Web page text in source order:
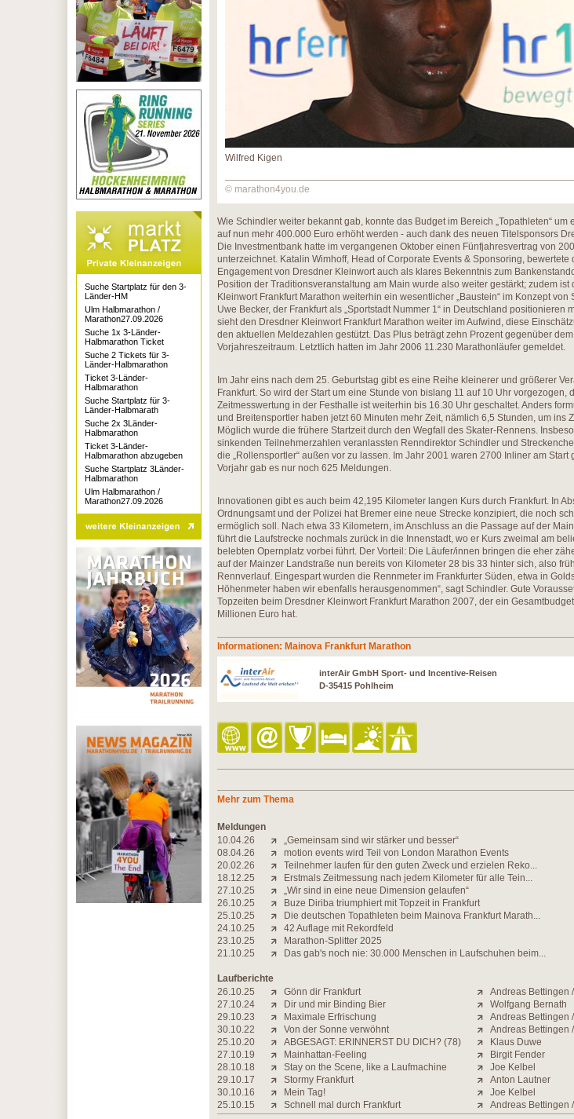
Wilfred Kigen
© marathon4you.de
Wie Schindler weiter bekannt gab, konnte das Budget im Bereich „Topathleten“ um
auf nun mehr 400.000 Euro erhöht werden - auch dank des neuen Titelsponsors
Die Investmentbank hatte im vergangenen Oktober einen Fünfjahresvertrag von
unterzeichnet. Katalin Wimhoff, Head of Corporate Events & Sponsoring, bewertete
Engagement von Dresdner Kleinwort auch als klares Bekenntnis zum
Position der Traditionsveranstaltung am Main wurde also weiter gestärkt; zudem ist
Kleinwort Frankfurt Marathon weiterhin ein wesentlicher „Baustein“ im Konzept von
Uwe Becker, der Frankfurt als „Sportstadt Nummer 1“ in Deutschland positionieren
sieht den Dresdner Kleinwort Frankfurt Marathon weiter im Aufwind, diese
den aktuellen Meldezahlen gestützt. Das Plus beträgt zehn Prozent gegenüber
Vorjahreszeitraum. Letztlich hatten im Jahr 2006 11.230 Marathonläufer gemeldet.
Im Jahr eins nach dem 25. Geburtstag gibt es eine Reihe kleinerer und größerer
Frankfurt. So wird der Start um eine Stunde von bislang 11 auf 10 Uhr vorgezogen,
Zeitmesswertung in der Festhalle ist weiterhin bis 16.30 Uhr geschaltet. Anders
und Breitensportler haben jetzt 60 Minuten mehr Zeit, nämlich 6,5 Stunden, um ins
Möglich wurde die frühere Startzeit durch den Wegfall des Skater-Rennens.
sinkenden Teilnehmerzahlen veranlassten Renndirektor Schindler und
die „Rollensportler“ außen vor zu lassen. Im Jahr 2001 waren 2700 Inliner am Start
Vorjahr gab es nur noch 625 Meldungen.
Innovationen gibt es auch beim 42,195 Kilometer langen Kurs durch Frankfurt. In
Ordnungsamt und der Polizei hat Bremer eine neue Strecke konzipiert, die noch
ermöglich soll. Nach etwa 33 Kilometern, im Anschluss an die Passage auf der
führt die Laufstrecke nochmals zurück in die Innenstadt, wo er Kurs zweimal am
belebten Opernplatz vorbei führt. Der Vorteil: Die Läufer/innen bringen die eher
auf der Mainzer Landstraße nun bereits von Kilometer 28 bis 33 hinter sich, also
Rennverlauf. Eingespart wurden die Rennmeter im Frankfurter Süden, etwa in
Höhenmeter haben wir ebenfalls herausgenommen“, sagt Schindler. Gute
Topzeiten beim Dresdner Kleinwort Frankfurt Marathon 2007, der ein
Millionen Euro hat.
Informationen: Mainova Frankfurt Marathon
interAir GmbH Sport- und Incentive-Reisen
D-35415 Pohlheim
Mehr zum Thema
Meldungen
10.04.26
„Gemeinsam sind wir stärker und besser“
08.04.26
motion events wird Teil von London Marathon Events
20.02.26
Teilnehmer laufen für den guten Zweck und erzielen Reko...
18.12.25
Erstmals Zeitmessung nach jedem Kilometer für alle Tein...
27.10.25
„Wir sind in eine neue Dimension gelaufen“
26.10.25
Buze Diriba triumphiert mit Topzeit in Frankfurt
25.10.25
Die deutschen Topathleten beim Mainova Frankfurt Marath...
24.10.25
42 Auflage mit Rekordfeld
23.10.25
Marathon-Splitter 2025
21.10.25
Das gab's noch nie: 30.000 Menschen in Laufschuhen beim...
Laufberichte
26.10.25
Gönn dir Frankfurt
Andreas Bettingen
27.10.24
Dir und mir Binding Bier
Wolfgang Bernath
29.10.23
Maximale Erfrischung
Andreas Bettingen
30.10.22
Von der Sonne verwöhnt
Andreas Bettingen
25.10.20
ABGESAGT: ERINNERST DU DICH? (78)
Klaus Duwe
27.10.19
Mainhattan-Feeling
Birgit Fender
28.10.18
Stay on the Scene, like a Laufmachine
Joe Kelbel
29.10.17
Stormy Frankfurt
Anton Lautner
30.10.16
Mein Tag!
Joe Kelbel
25.10.15
Schnell mal durch Frankfurt Andreas Bettingen
Suche Startplatz für den 3-
Länder-HM
Ulm Halbmarathon /
Marathon27.09.2026
Suche 1x 3-Länder-
Halbmarathon Ticket
Suche 2 Tickets für 3-
Länder-Halbmarathon
Ticket 3-Länder-
Halbmarathon
Suche Startplatz für 3-
Länder-Halbmarath
Suche 2x 3Länder-
Halbmarathon
Ticket 3-Länder-
Halbmarathon abzugeben
Suche Startplatz 3Länder-
Halbmarathon
Ulm Halbmarathon /
Marathon27.09.2026